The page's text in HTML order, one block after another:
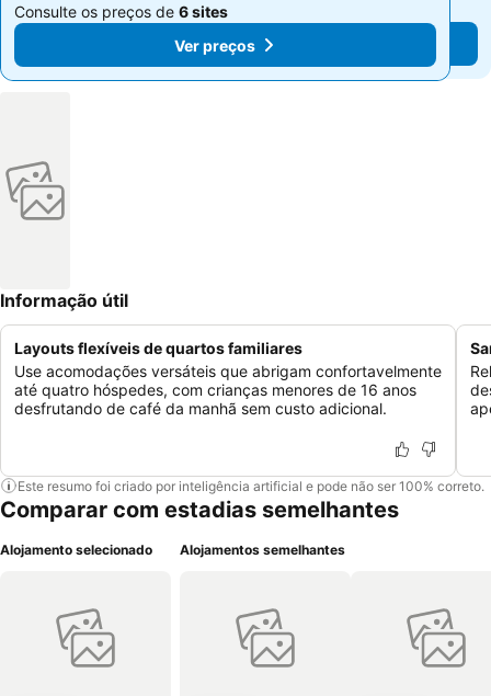
Consulte os preços de 6 sites
Ver preços
Consulte os preços de 6 sites
Ver preços
Informação útil
Layouts flexíveis de quartos familiares
Use acomodações versáteis que abrigam confortavelmente
até quatro hóspedes, com crianças menores de 16 anos
desfrutando de café da manhã sem custo adicional.
Este resumo foi criado por inteligência artificial e pode não ser 100% correto.
Comparar com estadias semelhantes
Alojamento selecionado Alojamentos semelhantes